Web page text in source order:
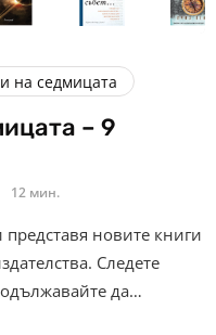
на седмицата
– 9
12 мин.
новите книги
Следете
да…